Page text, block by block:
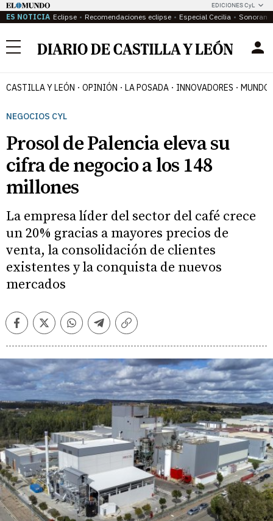
EDICIONES CyL
ES NOTICIA Eclipse Recomendaciones eclipse Especial Cecilia
Menú
CASTILLA Y LEÓN OPINIÓN LA POSADA INNOVADORES MUNDO
NEGOCIOS CYL
Prosol de Palencia eleva su
cifra de negocio a los 148
millones
La empresa líder del sector del café crece
un 20% gracias a mayores precios de
venta, la consolidación de clientes
existentes y la conquista de nuevos
mercados
FacebookTwitterWhatsappTelegramCopiar